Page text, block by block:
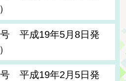
平成19年5月8日発
平成19年2月5日発